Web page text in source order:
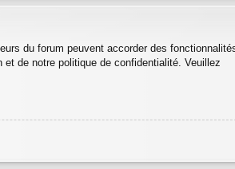
du forum peuvent accorder des
de notre politique de confidentialité. Veuillez